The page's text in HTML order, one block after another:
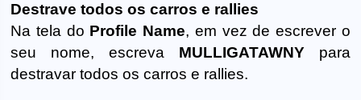
Destrave todos os carros e rallies
Na tela do Profile Name, em vez de escrever o
seu nome, escreva MULLIGATAWNYpara
destravar todos os carros e rallies.